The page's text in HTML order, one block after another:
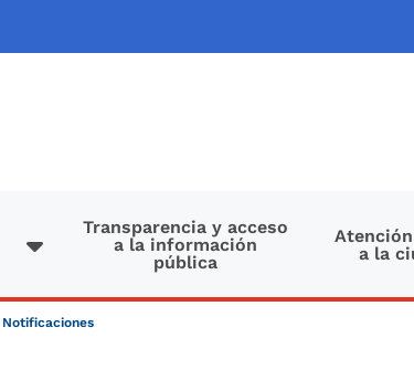
Transparencia y acceso
a la información
pública
a la
Notificaciones